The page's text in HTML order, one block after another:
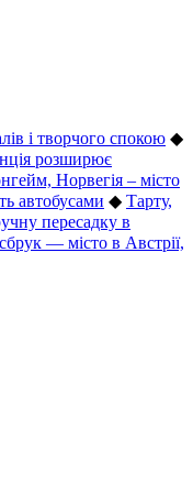
і творчого спокою ◆
розширює
Норвегія – місто
автобусами ◆ Тарту,
пересадку в
— місто в Австрії,